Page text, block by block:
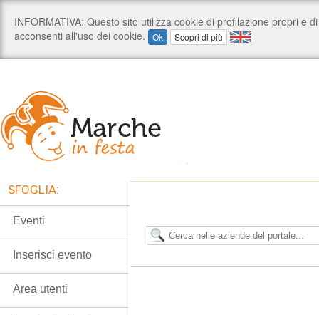
SFOGLIA:
Eventi
Inserisci evento
Area utenti